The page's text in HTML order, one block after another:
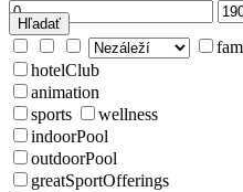
Hľadať
hotelClub
animation
sports
wellness
indoorPool
outdoorPool
greatSportOfferings